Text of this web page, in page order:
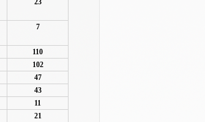
23
7
110
102
47
43
11
21